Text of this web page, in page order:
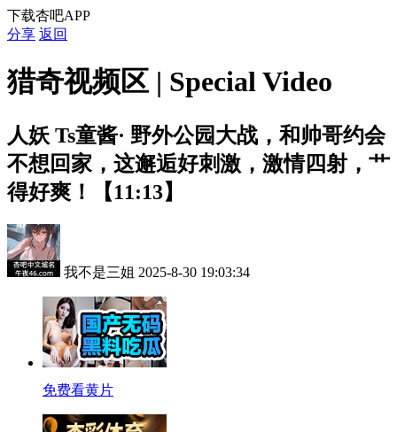
下载杏吧APP
分享 返回
猎奇视频区 | Special Video
人妖 Ts童酱· 野外公园大战，和帅哥约会
不想回家，这邂逅好刺激，激情四射，艹
得好爽！【11:13】
我不是三姐 2025-8-30 19:03:34
免费看黄片